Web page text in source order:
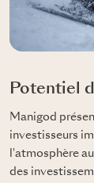
Potentiel
Manigod
investisseurs
l'atmosphère
des